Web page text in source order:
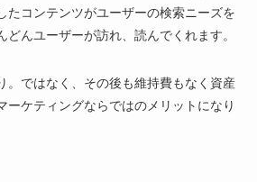
たコンテンツがユーザーの検索ニーズを
んユーザーが訪れ、読んでくれます。
。ではなく、その後も維持費もなく資産
ーケティングならではのメリットになり